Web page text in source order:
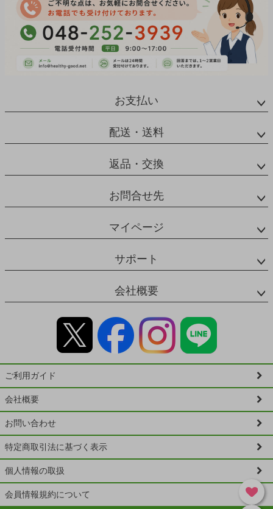
お支払い
配送・送料
返品・交換
お問合せ先
マイページ
サポート
会社概要
ご利用ガイド
会社概要
お問い合わせ
特定商取引法に基づく表示
個人情報の取扱
会員情報規約について